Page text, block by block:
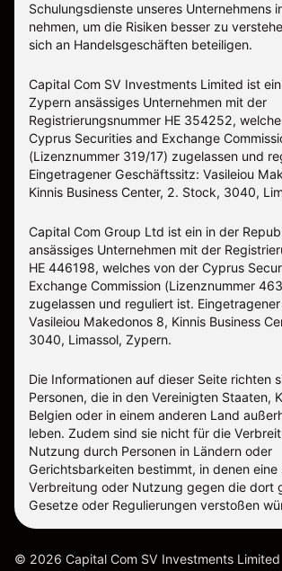
Schulungsdienste unseres Unternehmens
nehmen, um die Risiken besser zu
sich an Handelsgeschäften beteiligen.
Capital Com SV Investments Limited ist
Zypern ansässiges Unternehmen mit der
Registrierungsnummer HE 354252,
Cyprus Securities and Exchange
(Lizenznummer 319/17) zugelassen und
Eingetragener Geschäftssitz: Vasileiou
Kinnis Business Center, 2. Stock, 3040,
Capital Com Group Ltd ist ein in der
ansässiges Unternehmen mit der
ΗΕ 446198, welches von der Cyprus
Exchange Commission (Lizenznummer
zugelassen und reguliert ist.
Vasileiou Makedonos 8, Kinnis Business
3040, Limassol, Zypern.
Die Informationen auf dieser Seite richten
Personen, die in den Vereinigten Staaten,
Belgien oder in einem anderen Land
leben. Zudem sind sie nicht für die
Nutzung durch Personen in Ländern oder
Gerichtsbarkeiten bestimmt, in denen eine
Verbreitung oder Nutzung gegen die dort
Gesetze oder Regulierungen verstoßen
© 2026 Capital Com SV Investments Limited